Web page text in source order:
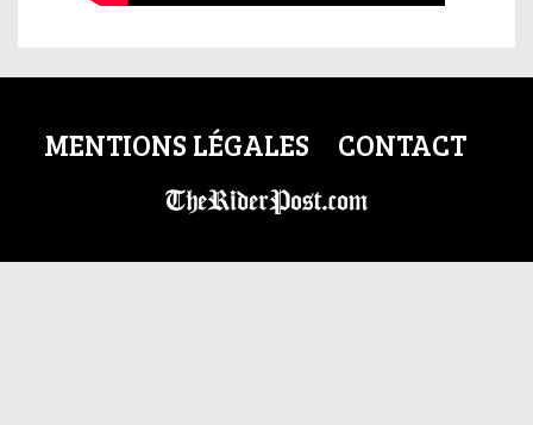
MENTIONS LÉGALES CONTACT